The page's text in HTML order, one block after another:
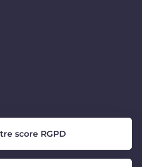
score RGPD